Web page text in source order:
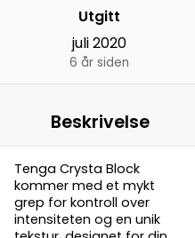
Utgitt
juli 2020
6 år siden
Beskrivelse
Tenga Crysta Block
kommer med et mykt
grep for kontroll over
intensiteten og en unik